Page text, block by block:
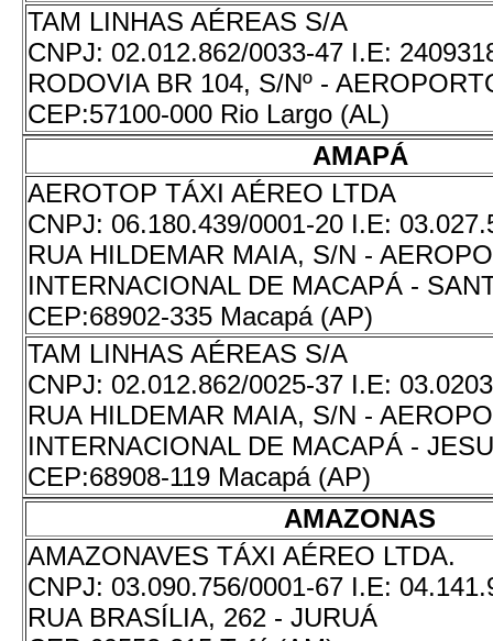
TAM LINHAS AÉREAS S/A
CNPJ: 02.012.862/0033-47 I.E:
RODOVIA BR 104, S/Nº -
CEP:57100-000 Rio Largo (AL)
AMAPÁ
AEROTOP TÁXI AÉREO LTDA
CNPJ: 06.180.439/0001-20 I.E:
RUA HILDEMAR MAIA, S/N -
INTERNACIONAL DE MACAPÁ -
CEP:68902-335 Macapá (AP)
TAM LINHAS AÉREAS S/A
CNPJ: 02.012.862/0025-37 I.E:
RUA HILDEMAR MAIA, S/N -
INTERNACIONAL DE MACAPÁ -
CEP:68908-119 Macapá (AP)
AMAZONAS
AMAZONAVES TÁXI AÉREO LTDA.
CNPJ: 03.090.756/0001-67 I.E:
RUA BRASÍLIA, 262 - JURUÁ